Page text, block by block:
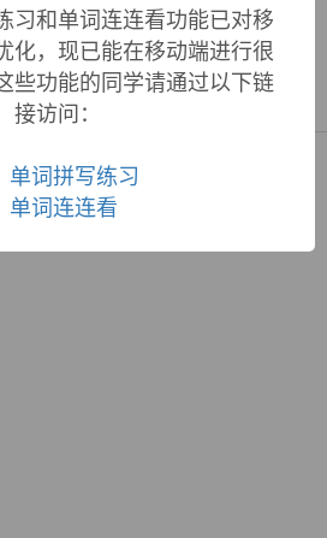
1/ 3 »
All Rights Reserved.
大全|联系站长
备19033398号-1
习和单词连连看功能已对移
化，现已能在移动端进行很
些功能的同学请通过以下链
接访问：
单词拼写练习
单词连连看